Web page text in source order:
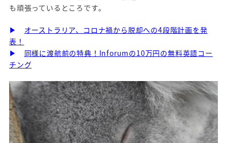
も頑張っているところです。
▶
オーストラリア、コロナ禍から脱却への4段階計画を発
表！
▶
同様に渡航前の特典！Inforumの10万円の無料英語コー
チング